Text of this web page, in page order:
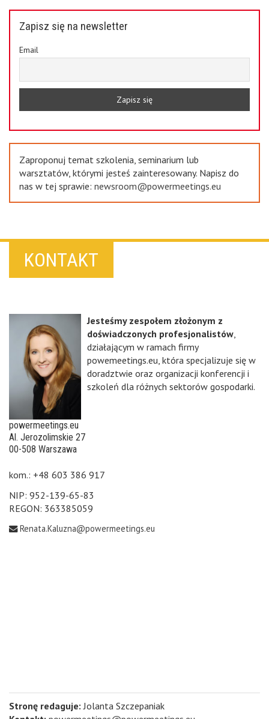
Zapisz się na newsletter
Email
Zaproponuj temat szkolenia, seminarium lub
warsztatów, którymi jesteś zainteresowany. Napisz do
nas w tej sprawie: newsroom@powermeetings.eu
KONTAKT
Jesteśmy zespołem złożonym z
doświadczonych profesjonalistów
działającym w ramach firmy
powemeetings.eu, która specjalizuje się w
doradztwie oraz organizacji konferencji i
szkoleń dla różnych sektorów gospodarki.
powermeetings.eu
Al. Jerozolimskie 27
00-508 Warszawa
kom.: +48 603 386 917
NIP: 952-139-65-83
REGON: 363385059
Renata.Kaluzna@powermeetings.eu
Stronę redaguje: Jolanta Szczepaniak